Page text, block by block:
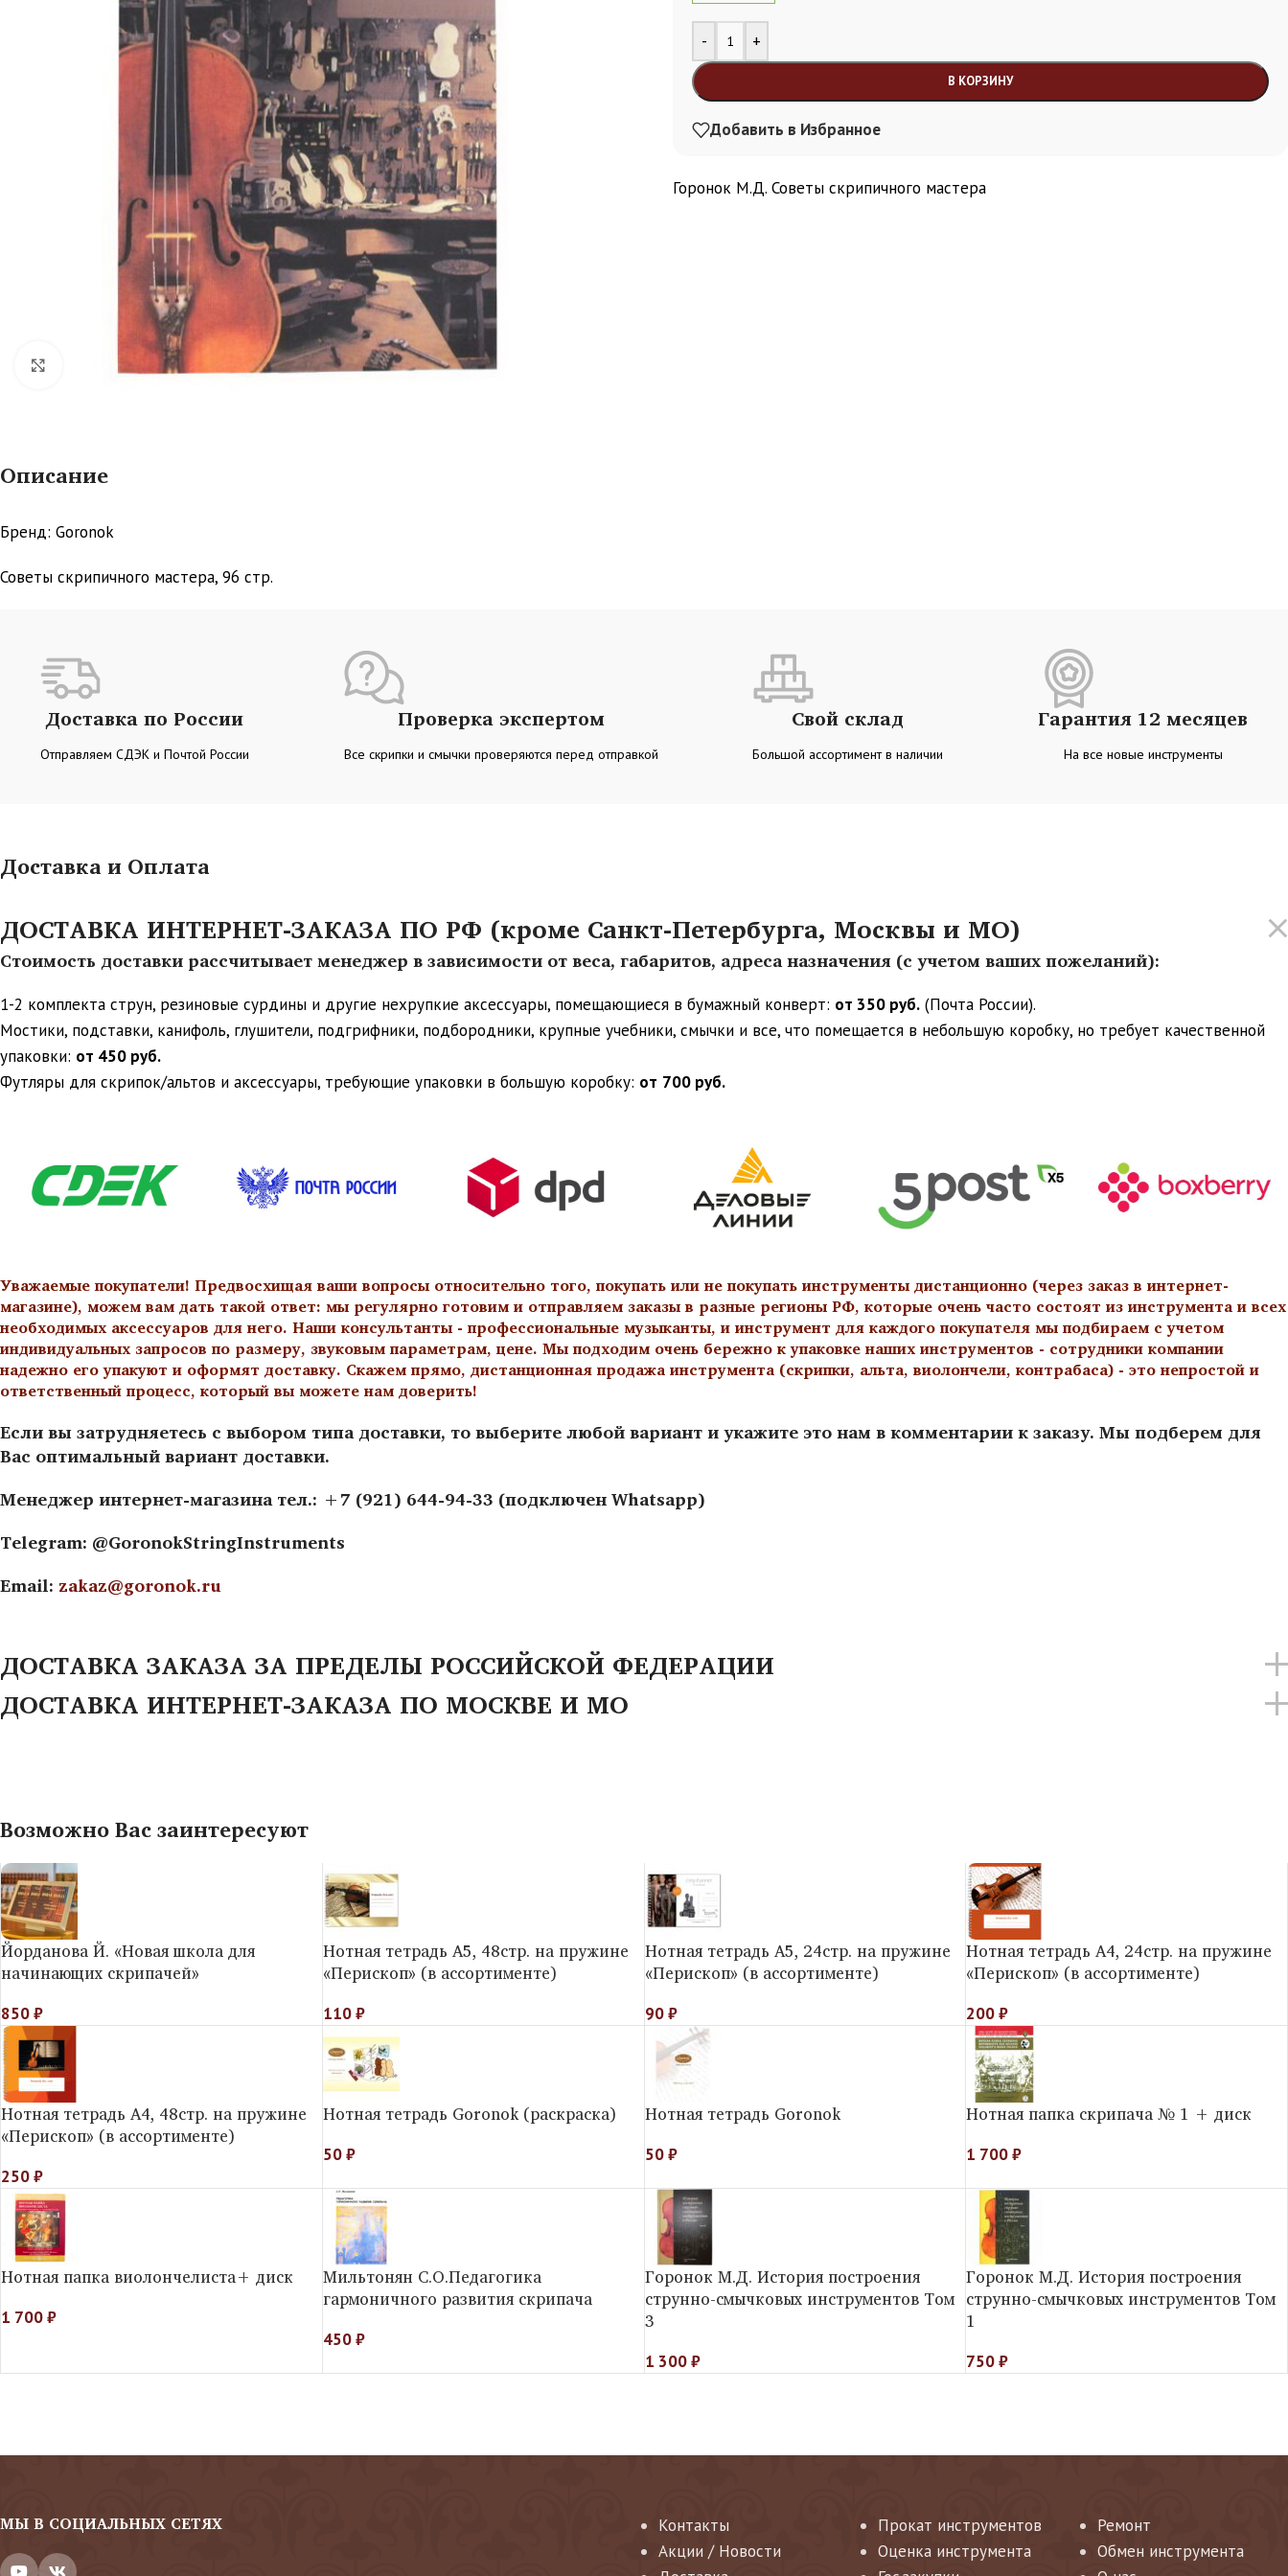
Нажмите, чтобы увеличить
- +
В КОРЗИНУ
Alternative:
Добавить в Избранное
Горонок М.Д. Советы скрипичного мастера
Описание
Бренд: Goronok
Советы скрипичного мастера, 96 стр.
Доставка по России
Отправляем СДЭК и Почтой России
Проверка экспертом
Все скрипки и смычки проверяются перед отправкой
Свой склад
Большой ассортимент в наличии
Гарантия 12 месяцев
На все новые инструменты
Доставка и Оплата
ДОСТАВКА ИНТЕРНЕТ-ЗАКАЗА ПО РФ (кроме Санкт-Петербурга, Москвы и МО)
Стоимость доставки рассчитывает менеджер в зависимости от веса, габаритов, адреса назначения (с учетом ваших пожеланий):
1-2 комплекта струн, резиновые сурдины и другие нехрупкие аксессуары, помещающиеся в бумажный конверт: от 350 руб. (Почта России).
Мостики, подставки, канифоль, глушители, подгрифники, подбородники, крупные учебники, смычки и все, что помещается в небольшую коробку, но требует качественной
упаковки: от 450 руб.
Футляры для скрипок/альтов и аксессуары, требующие упаковки в большую коробку: от 700 руб.
Уважаемые покупатели! Предвосхищая ваши вопросы относительно того, покупать или не покупать инструменты дистанционно (через заказ в интернет-
магазине), можем вам дать такой ответ: мы регулярно готовим и отправляем заказы в разные регионы РФ, которые очень часто состоят из инструмента и всех
необходимых аксессуаров для него. Наши консультанты - профессиональные музыканты, и инструмент для каждого покупателя мы подбираем с учетом
индивидуальных запросов по размеру, звуковым параметрам, цене. Мы подходим очень бережно к упаковке наших инструментов - сотрудники компании
надежно его упакуют и оформят доставку. Скажем прямо, дистанционная продажа инструмента (скрипки, альта, виолончели, контрабаса) - это непростой и
ответственный процесс, который вы можете нам доверить!
Если вы затрудняетесь с выбором типа доставки, то выберите любой вариант и укажите это нам в комментарии к заказу. Мы подберем для
Вас оптимальный вариант доставки.
Менеджер интернет-магазина тел.: +7 (921) 644-94-33 (подключен Whatsapp)
Telegram: @GoronokStringInstruments
Email: zakaz@goronok.ru
ДОСТАВКА ЗАКАЗА ЗА ПРЕДЕЛЫ РОССИЙСКОЙ ФЕДЕРАЦИИ
ДОСТАВКА ИНТЕРНЕТ-ЗАКАЗА ПО МОСКВЕ И МО
Возможно Вас заинтересуют
Йорданова Й. «Новая школа для
начинающих скрипачей»
850₽
Нотная тетрадь А5, 48стр. на пружине
«Перископ» (в ассортименте)
110₽
Нотная тетрадь А5, 24стр. на пружине
«Перископ» (в ассортименте)
90₽
Нотная тетрадь А4, 24стр. на пружине
«Перископ» (в ассортименте)
200₽
Нотная тетрадь А4, 48стр. на пружине
«Перископ» (в ассортименте)
250₽
Нотная тетрадь Goronok (раскраска)
50₽
Нотная тетрадь Goronok
50₽
Нотная папка скрипача № 1 + диск
1 700₽
Нотная папка виолончелиста+ диск
1 700₽
Мильтонян С.О.Педагогика
гармоничного развития скрипача
450₽
Горонок М.Д. История построения
струнно-смычковых инструментов Том
3
1 300₽
Горонок М.Д. История построения
струнно-смычковых инструментов Том
1
750₽
МЫ В СОЦИАЛЬНЫХ СЕТЯХ
Контакты
Акции / Новости
Прокат инструментов
Оценка инструмента
Ремонт
Обмен инструмента